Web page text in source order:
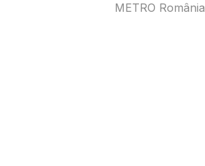
METRO România